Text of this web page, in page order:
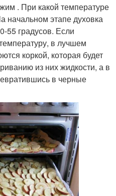
. При какой температуре
начальном этапе духовка
55 градусов. Если
в лучшем
коркой, которая будет
из них жидкости, а в
в черные